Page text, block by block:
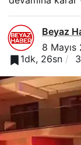
Beyaz
8 Mayıs
1dk, 26sn
3